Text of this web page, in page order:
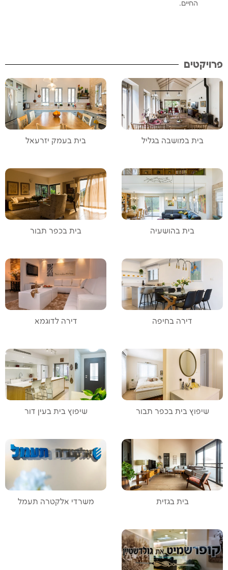
החיים.
פרויקטים
בית במושבה בגליל בית בעמק יזרעאל
בית בהושעיה בית בכפר תבור
דירה בחיפה דירה לדוגמא
שיפוץ בית בכפר תבור שיפוץ בית בעין דור
בית בגזית משרדי אלקטרה תעמל